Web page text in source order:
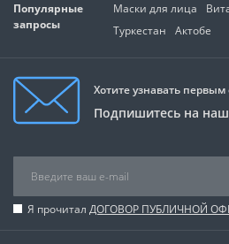
Популярные
запросы
Маски для лица
Туркестан
Актобе
Хотите узнавать
Подпишитесь на
Я прочитал ДОГОВОР ПУБЛИЧНОЙ